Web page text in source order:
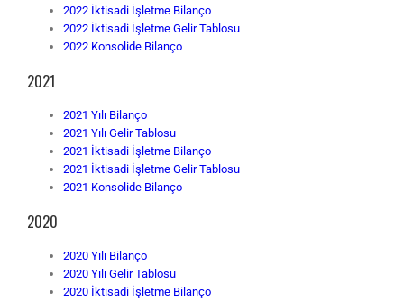
2022 İktisadi İşletme Bilanço
2022 İktisadi İşletme Gelir Tablosu
2022 Konsolide Bilanço
2021
2021 Yılı Bilanço
2021 Yılı Gelir Tablosu
2021 İktisadi İşletme Bilanço
2021 İktisadi İşletme Gelir Tablosu
2021 Konsolide Bilanço
2020
2020 Yılı Bilanço
2020 Yılı Gelir Tablosu
2020 İktisadi İşletme Bilanço